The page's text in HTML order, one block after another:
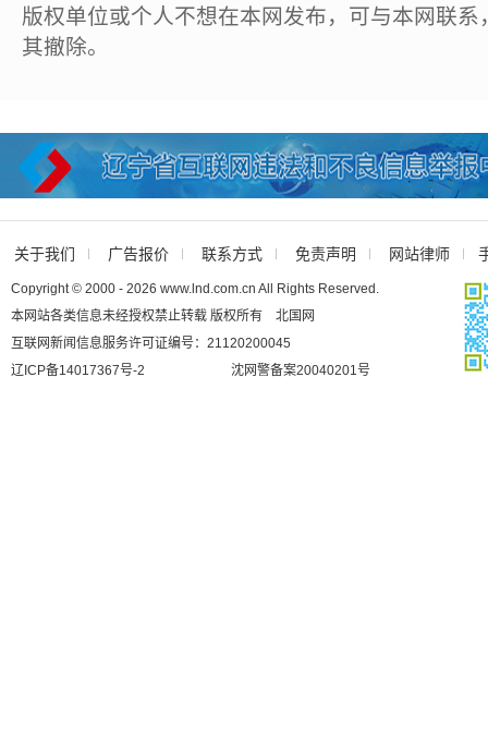
版权单位或个人不想在本网发布，可与本网联
其撤除。
关于我们 广告报价 联系方式 免责声明 网站律师
Copyright © 2000 - 2026 www.lnd.com.cn All Rights Reserved.
本网站各类信息未经授权禁止转载 版权所有 北国网
互联网新闻信息服务许可证编号：21120200045
辽ICP备14017367号-2
沈网警备案20040201号